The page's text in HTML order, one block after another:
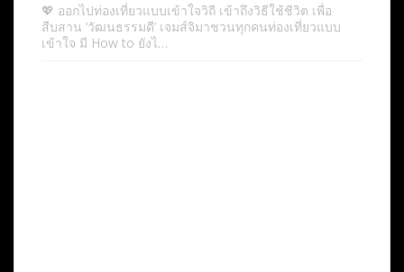
💖 ออกไปท่องเที่ยวแบบเข้าใจวิถี เข้าถึงวิธีใช้ชีวิต เพื่อ
สืบสาน ‘วัฒนธรรมดี’ เจมส์จิมาชวนทุกคนท่องเที่ยวแบบ
เข้าใจ มี How to ยังไ…